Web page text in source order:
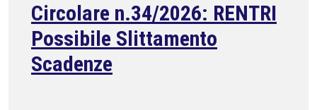
Circolare n.34/2026: RENTRI
Possibile Slittamento
Scadenze